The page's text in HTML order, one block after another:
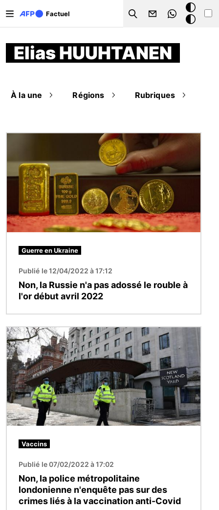
Factuel
Search
Mode
sombre
Elias HUUHTANEN
À la une Régions Rubriques
Guerre en Ukraine
Publié le 12/04/2022 à 17:12
Non, la Russie n'a pas adossé le rouble à
l'or début avril 2022
Image
Vaccins
Publié le 07/02/2022 à 17:02
Non, la police métropolitaine
londonienne n'enquête pas sur des
crimes liés à la vaccination anti-Covid